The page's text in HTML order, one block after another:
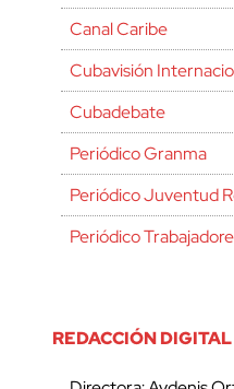
Canal Caribe
Cubavisión
Cubadebate
Periódico Granma
Periódico Juventud
Periódico
REDACCIÓN DIGITAL